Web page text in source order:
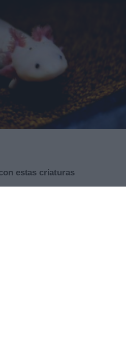
estas criaturas